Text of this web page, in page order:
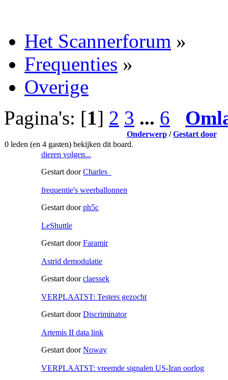
Het Scannerforum »
Frequenties »
Overige
Pagina's: [1] 2 3 ... 6
Onderwerp/Gestart door
0 leden (en 4 gasten) bekijken dit board.
dieren volgen...
Gestart doorCharles_
frequentie's weerballonnen
Gestart doorph5c
LeShuttle
Gestart doorFaramir
Astrid demodulatie
Gestart doorclaessek
VERPLAATST: Testers gezocht
Gestart doorDiscriminator
Artemis II data link
Gestart doorNoway
VERPLAATST: vreemde signalen US-Iran oorlog